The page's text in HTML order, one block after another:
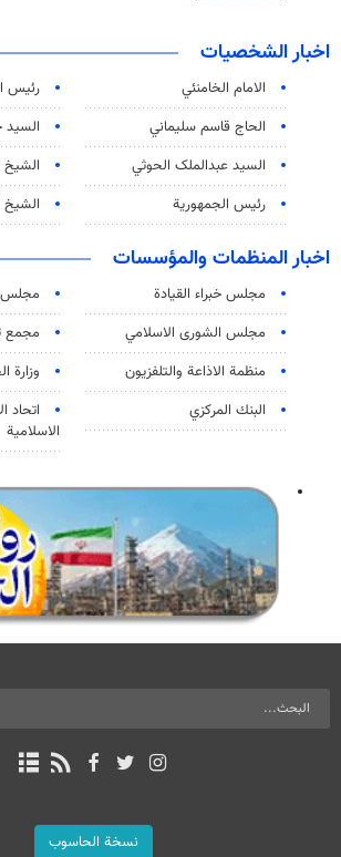
اخبار الشخصيات
الامام الخامنئي
رئیس
الحاج قاسم سليماني
السید عبدالملک الحوثي
رئيس الجمهورية
الشيخ
اخبار المنظمات والمؤسسات
مجلس خبراء القيادة
مجلس
مجلس الشورى الاسلامي
مجمع
منظمة الاذاعة والتلفزیون
وزارة
البنك المركزي
اتحاد
الاسلامية
نسخة الحاسوب